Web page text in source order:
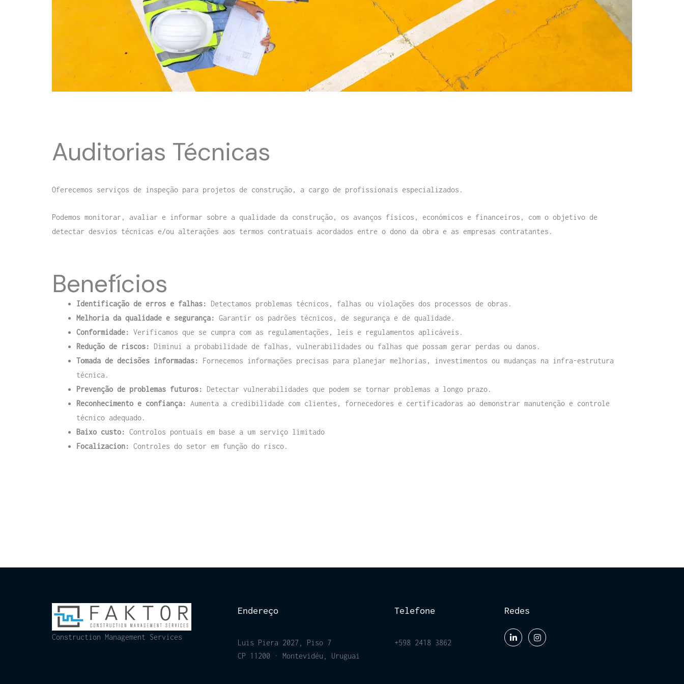
Auditorias Técnicas
Oferecemos serviços de inspeção para projetos de construção, a cargo de profissionais especializados.
Podemos monitorar, avaliar e informar sobre a qualidade da construção, os avanços físicos, económicos e financeiros, com o objetivo de
detectar desvios técnicas e/ou alterações aos termos contratuais acordados entre o dono da obra e as empresas contratantes.
Benefícios
Identificação de erros e falhas: Detectamos problemas técnicos, falhas ou violações dos processos de obras.
Melhoria da qualidade e segurança: Garantir os padrões técnicos, de segurança e de qualidade.
Conformidade: Verificamos que se cumpra com as regulamentações, leis e regulamentos aplicáveis.
Redução de riscos: Diminui a probabilidade de falhas, vulnerabilidades ou falhas que possam gerar perdas ou danos.
Tomada de decisões informadas: Fornecemos informações precisas para planejar melhorias, investimentos ou mudanças na infra-estrutura
técnica.
Prevenção de problemas futuros: Detectar vulnerabilidades que podem se tornar problemas a longo prazo.
Reconhecimento e confiança: Aumenta a credibilidade com clientes, fornecedores e certificadoras ao demonstrar manutenção e controle
técnico adequado.
Baixo custo: Controlos pontuais em base a um serviço limitado
Focalizacion: Controles do setor em função do risco.
Construction Management Services
Endereço
Luis Piera 2027, Piso 7
CP 11200 · Montevidéu, Uruguai
Telefone
+598 2418 3862
Redes